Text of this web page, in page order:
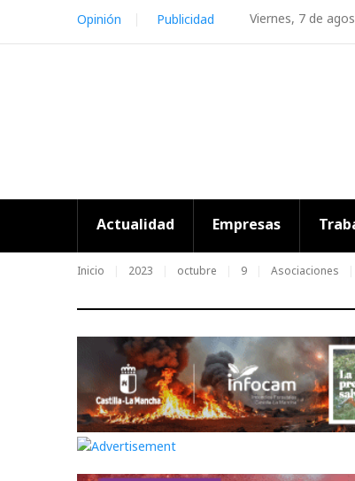
content
Viernes, 7 de
Opinión Publicidad
Actualidad Empresas
Inicio 2023 octubre 9 Asociaciones